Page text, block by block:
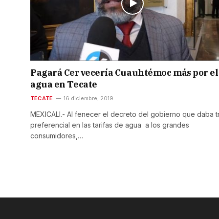
Pagará Cervecería Cuauhtémoc más por el
agua en Tecate
TECATE 16 diciembre, 2019
MEXICALI.- Al fenecer el decreto del gobierno que daba
preferencial en las tarifas de agua a los grandes
consumidores,…